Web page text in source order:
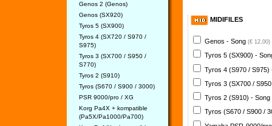
Genos 2 (Genos)
Genos (SX920)
Tyros 5 (SX900)
Tyros 4 (SX720 / S970 /
S975)
Tyros 3 (SX700 / S950 /
S770)
Tyros 2 (S910)
Tyros (S670 / S900 / 3000)
PSR 9000/pro / XG
Korg Pa4X + kompatible
(Pa5X/Pa1000/Pa700)
MIDIFILES
Genos - Song (€ 12,00)
Tyros 5 (SX900) -
Tyros 4 (S970 /
Tyros 3 (SX700 /
Tyros 2 (S910) - Song
Tyros (S670 / S900 /